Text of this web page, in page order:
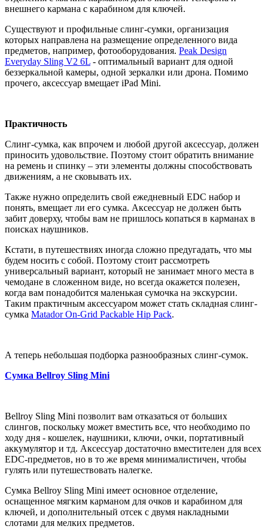
внешнего кармана с карабином для ключей.
Существуют и профильные слинг-сумки, организация
которых направлена на размещение определенного вида
предметов, например, фотооборудования. Peak Design
Everyday Sling V2 6L - оптимальный вариант для одной
беззеркальной камеры, одной зеркалки или дрона. Помимо
прочего, аксессуар вмещает iPad Mini.
Практичность
Слинг-сумка, как впрочем и любой другой аксессуар, должен
приносить удовольствие. Поэтому стоит обратить внимание
на ремень и спинку – эти элементы должны способствовать
движениям, а не сковывать их.
Также нужно определить свой ежедневный EDC набор и
понять, вмещает ли его сумка. Аксессуар не должен быть
забит доверху, чтобы вам не пришлось копаться в карманах в
поисках наушников.
Кстати, в путешествиях иногда сложно предугадать, что мы
будем носить с собой. Поэтому стоит рассмотреть
универсальный вариант, который не занимает много места в
чемодане в сложенном виде, но всегда окажется полезен,
когда вам понадобится маленькая сумочка на экскурсии.
Таким практичным аксессуаром может стать складная слинг-
сумка Matador On-Grid Packable Hip Pack.
А теперь небольшая подборка разнообразных слинг-сумок.
Сумка Bellroy Sling Mini
Bellroy Sling Mini позволит вам отказаться от больших
слингов, поскольку может вместить все, что необходимо по
ходу дня - кошелек, наушники, ключи, очки, портативный
аккумулятор и тд. Аксессуар достаточно вместителен для всех
EDC-предметов, но в то же время минималистичен, чтобы
гулять или путешествовать налегке.
Сумка Bellroy Sling Mini имеет основное отделение,
оснащенное мягким карманом для очков и карабином для
ключей, и дополнительный отсек с двумя накладными
слотами для мелких предметов.